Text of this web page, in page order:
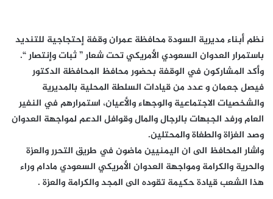
نظم أبناء مديرية السودة محافظة عمران وقفة إحتجاجية للتنديد
باستمرار العدوان السعودي الأمريكي تحت شعار ” ثبات وإنتصار “.
وأكد المشاركون في الوقفة بحضور محافظ المحافظة الدكتور
فيصل جعمان و عدد من قيادات السلطة المحلية بالمديرية
والشخصيات الاجتماعية والوجهاء والأعيان، استمرارهم في النفير
العام ورفد الجبهات بالرجال والمال وقوافل الدعم لمواجهة العدوان
وصد الغزاة والطغاة والمحتلين.
واشار المحافظ الى ان اليمنيين ماضون في طريق التحرر والعزة
والحرية والكرامة ومواجهة العدوان الأمريكي السعودي مادام وراء
هذا الشعب قيادة حكيمة تقوده الى المجد والكرامة والعزة .